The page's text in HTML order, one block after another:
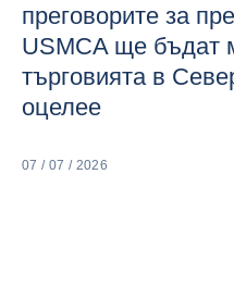
преговорите за
USMCA ще бъдат
търговията в
оцелее
07 / 07 / 2026